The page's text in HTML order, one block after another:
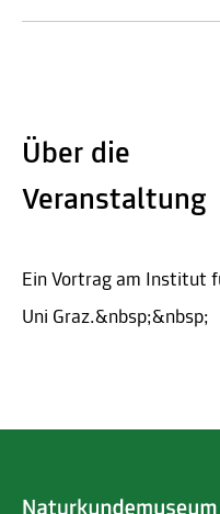
Über die
Veranstaltung
Ein Vortrag am Institut
Uni Graz.&nbsp;&nbsp;